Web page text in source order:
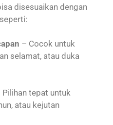
disesuaikan dengan
– Cocok untuk
selamat, atau duka
Pilihan tepat untuk
atau kejutan